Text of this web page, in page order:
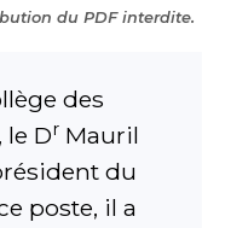
du PDF interdite.
des
Dr Mauril
du
poste, il a